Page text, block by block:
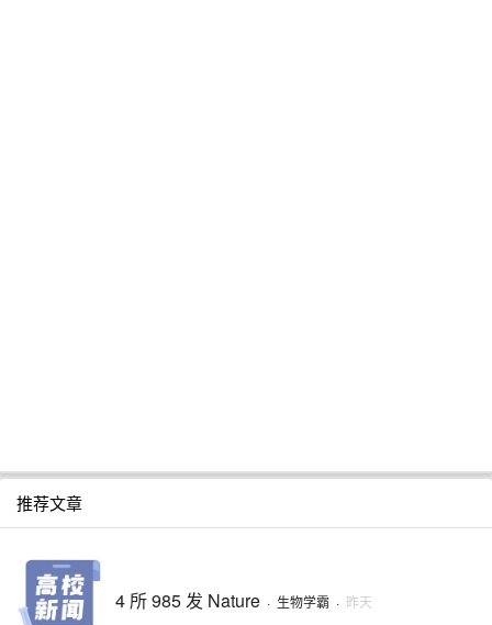
推荐文章
4 所 985 发 Nature · 生物学霸 · 昨天